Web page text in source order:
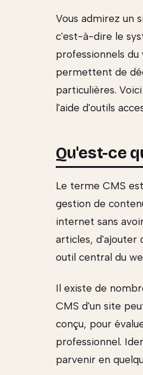
Vous admirez un
c'est-à-dire le
professionnels du
permettent de
particulières.
l'aide d'outils
Qu'est-ce
Le terme CMS
gestion de
internet sans
articles, d'ajouter
outil central du
Il existe de
CMS d'un site
conçu, pour
professionnel.
parvenir en